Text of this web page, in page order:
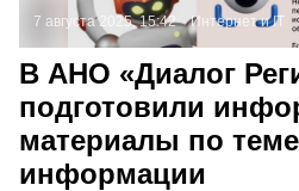
7 августа 2025, 15:42 Интернет и IT
В АНО «Диалог
подготовили
материалы по
информации